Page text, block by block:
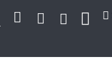
    